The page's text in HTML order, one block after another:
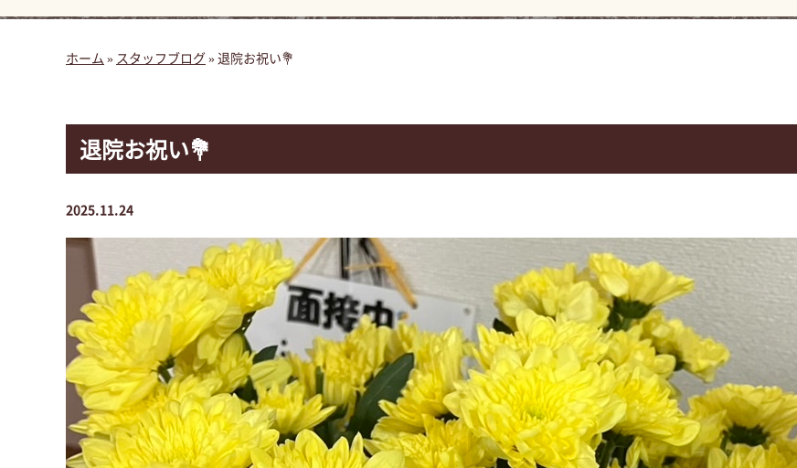
ホーム » スタッフブログ »退院お祝い💐
退院お祝い💐
2025.11.24